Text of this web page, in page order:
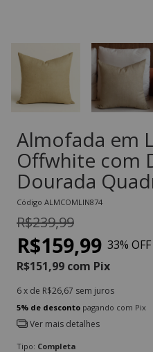
Almofada em
Offwhite com
Dourada
Código ALMCOMLIN874
R$239,99
R$159,99 33% OFF
R$151,99 com Pix
6x de R$26,67 sem juros
5% de desconto pagando com Pix
Ver mais detalhes
Tipo: Completa